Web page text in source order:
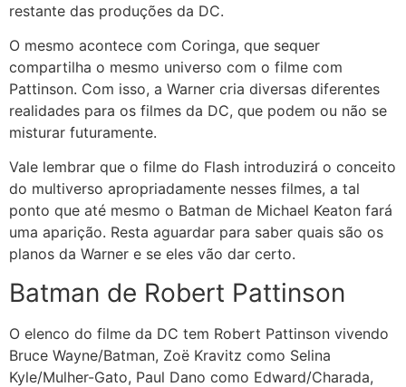
restante das produções da DC.
O mesmo acontece com Coringa, que sequer
compartilha o mesmo universo com o filme com
Pattinson. Com isso, a Warner cria diversas diferentes
realidades para os filmes da DC, que podem ou não se
misturar futuramente.
Vale lembrar que o filme do Flash introduzirá o conceito
do multiverso apropriadamente nesses filmes, a tal
ponto que até mesmo o Batman de Michael Keaton fará
uma aparição. Resta aguardar para saber quais são os
planos da Warner e se eles vão dar certo.
Batman de Robert Pattinson
O elenco do filme da DC tem Robert Pattinson vivendo
Bruce Wayne/Batman, Zoë Kravitz como Selina
Kyle/Mulher-Gato, Paul Dano como Edward/Charada,